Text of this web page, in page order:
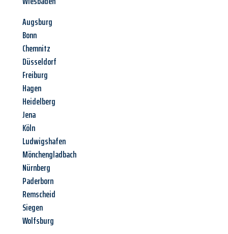
Augsburg
Bonn
Chemnitz
Düsseldorf
Freiburg
Hagen
Heidelberg
Jena
Köln
Ludwigshafen
Mönchengladbach
Nürnberg
Paderborn
Remscheid
Siegen
Wolfsburg